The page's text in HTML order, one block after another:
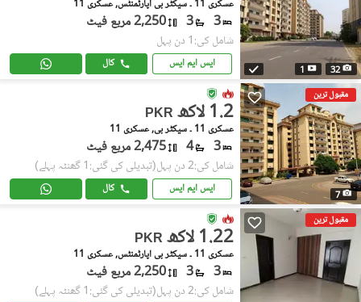
32
1
عسکری 11 ۔ سیکٹر بی اپارٹمنٹس, عسکری 11
3
3 2,250 مربع فیٹ
شامل کی:1 دن پہل
ایس ایم ایس کال
مقبول ترین
7
PKR 1.2 لاکھ
عسکری 11 ۔ سیکٹر بی, عسکری 11
3
4 2,475 مربع فیٹ
شامل کی:2 دن پہل (تبدیلی کی گئی:1 گھنٹہ پہلے)
ایس ایم ایس کال
مقبول ترین
PKR 1.22 لاکھ
عسکری 11 ۔ سیکٹر بی اپارٹمنٹس, عسکری 11
3
3 2,250 مربع فیٹ
شامل کی:2 دن پہل (تبدیلی کی گئی:1 گھنٹہ پہلے)